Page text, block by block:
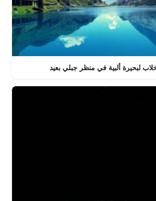
لبحيرة ألبية في منظر جبلي بعيد